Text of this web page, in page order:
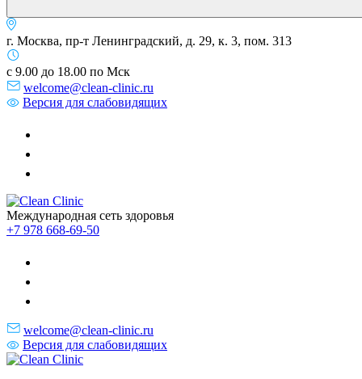
г. Москва, пр-т Ленинградский, д. 29, к. 3, пом. 313
с 9.00 до 18.00 по Мск
welcome@clean-clinic.ru
Версия для слабовидящих
Международная сеть здоровья
+7 978 668-69-50
welcome@clean-clinic.ru
Версия для слабовидящих